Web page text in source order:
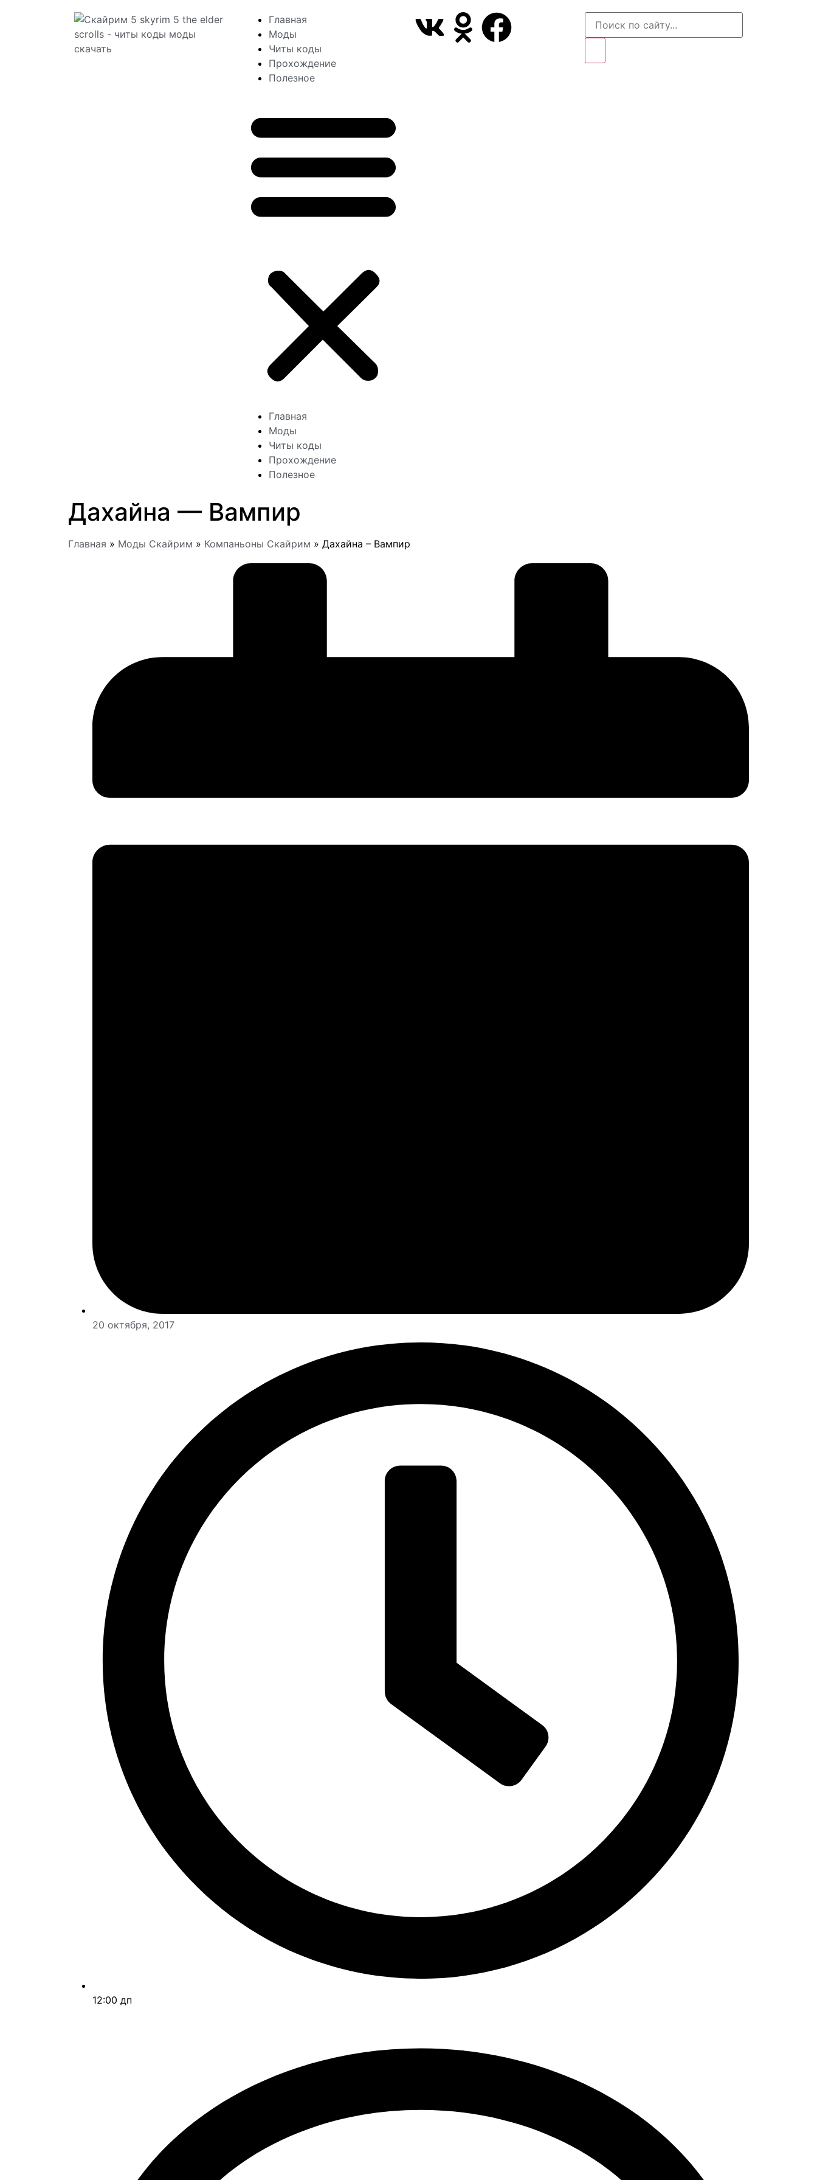
Главная
Моды
Читы коды
Прохождение
Полезное
Главная
Моды
Читы коды
Прохождение
Полезное
Дахайна — Вампир
Главная » Моды Скайрим » Компаньоны Скайрим » Дахайна – Вампир
20 октября, 2017
12:00 дп